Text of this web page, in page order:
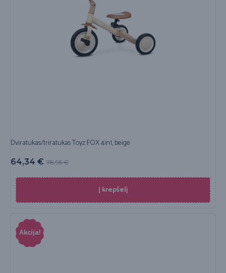
Dviratukas/triratukas Toyz FOX 4in1, beige
78,95€
64,34 €
Į krepšelį
Akcija!